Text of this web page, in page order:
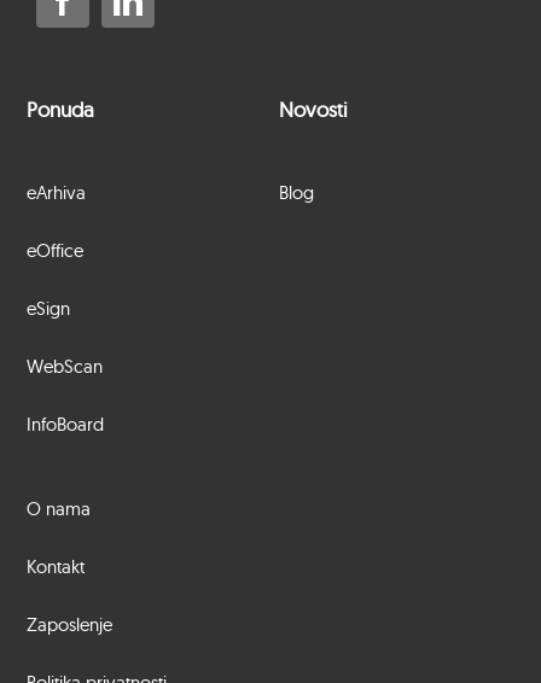
Ponuda
eArhiva
eOffice
eSign
WebScan
InfoBoard
Novosti
Blog
O nama
Kontakt
Zaposlenje